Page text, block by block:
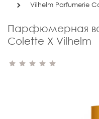
Vilhelm Parfumerie
Парфюмерная
Colette X Vilhelm